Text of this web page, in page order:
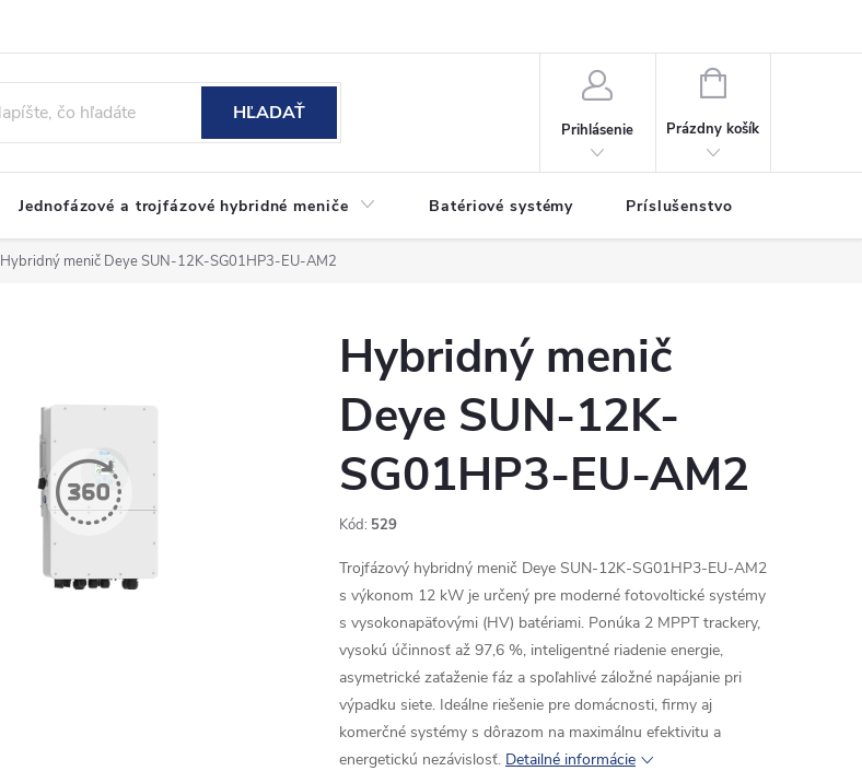
HĽADAŤ
Prihlásenie
NÁKUPNÝ
Prázdny košík
Jednofázové a trojfázové hybridné meniče Batériové systémy Príslušenstvo
Hybridný menič Deye SUN-12K-SG01HP3-EU-AM2
Hybridný menič
Deye SUN-12K-
SG01HP3-EU-AM2
Kód: 529
Trojfázový hybridný menič Deye SUN-12K-SG01HP3-EU-AM2
s výkonom 12 kW je určený pre moderné fotovoltické systémy
s vysokonapäťovými (HV) batériami. Ponúka 2 MPPT trackery,
vysokú účinnosť až 97,6 %, inteligentné riadenie energie,
asymetrické zaťaženie fáz a spoľahlivé záložné napájanie pri
výpadku siete. Ideálne riešenie pre domácnosti, firmy aj
komerčné systémy s dôrazom na maximálnu efektivitu a
energetickú nezávislosť. Detailné informácie